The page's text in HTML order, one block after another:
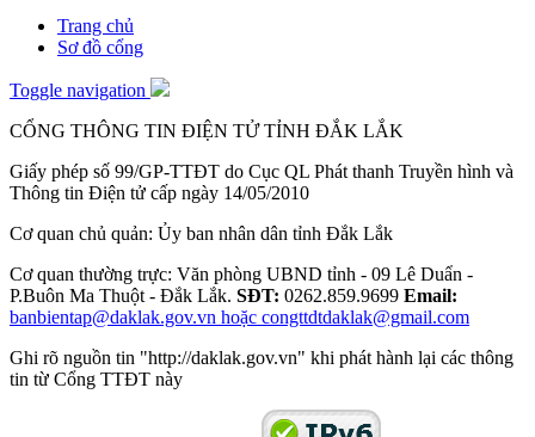
Trang chủ
Sơ đồ cổng
Toggle navigation
CỔNG THÔNG TIN ĐIỆN TỬ TỈNH ĐẮK LẮK
Giấy phép số 99/GP-TTĐT do Cục QL Phát thanh Truyền hình và
Thông tin Điện tử cấp ngày 14/05/2010
Cơ quan chủ quản: Ủy ban nhân dân tỉnh Đắk Lắk
Cơ quan thường trực: Văn phòng UBND tỉnh - 09 Lê Duẩn -
P.Buôn Ma Thuột - Đắk Lắk. SĐT: 0262.859.9699 Email:
banbientap@daklak.gov.vn hoặc congttdtdaklak@gmail.com
Ghi rõ nguồn tin "http://daklak.gov.vn" khi phát hành lại các thông
tin từ Cổng TTĐT này